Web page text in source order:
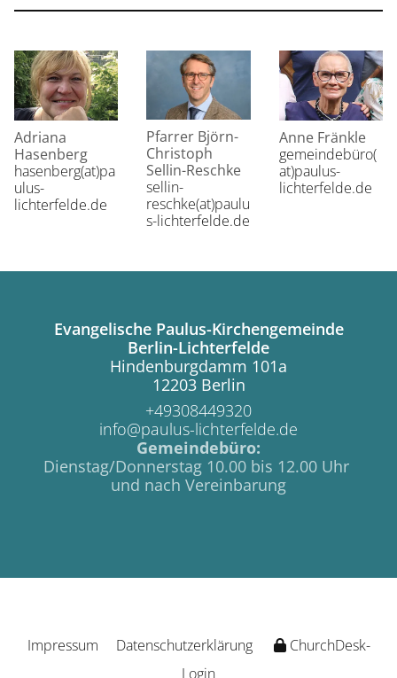
Adriana
Hasenberg
hasenberg(at)pa
ulus-
lichterfelde.de
Pfarrer Björn-
Christoph
Sellin-Reschke
sellin-
reschke(at)paulu
s-lichterfelde.de
Anne Fränkle
gemeindebüro(
at)paulus-
lichterfelde.de
Evangelische Paulus-Kirchengemeinde
Berlin-Lichterfelde
Hindenburgdamm 101a
12203 Berlin
+49308449320
info@paulus-lichterfelde.de
Gemeindebüro:
Dienstag/Donnerstag 10.00 bis 12.00 Uhr
und nach Vereinbarung
Impressum Datenschutzerklärung
ChurchDesk-
Login